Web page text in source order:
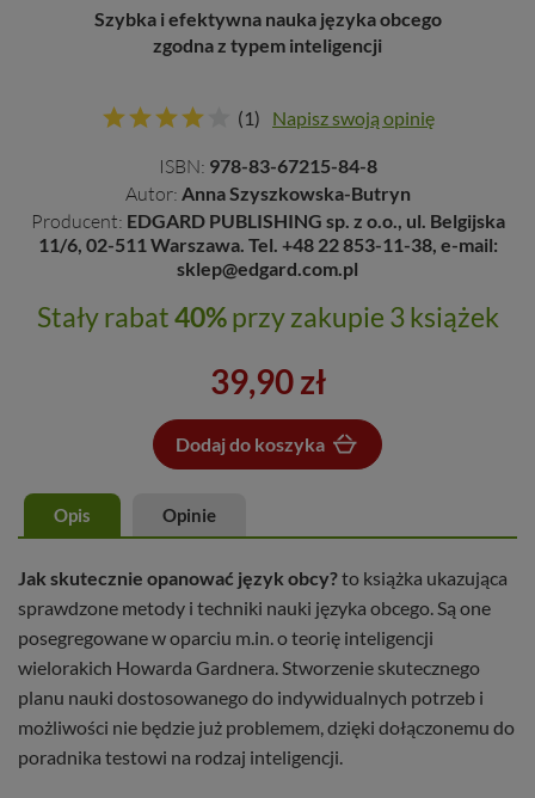
Szybka i efektywna nauka języka obcego
zgodna z typem inteligencji
(1) Napisz swoją opinię
ISBN: 978-83-67215-84-8
Autor: Anna Szyszkowska-Butryn
Producent: EDGARD PUBLISHING sp. z o.o., ul. Belgijska
11/6, 02-511 Warszawa. Tel. +48 22 853-11-38, e-mail:
sklep@edgard.com.pl
Stały rabat40%przy zakupie 3 książek
39,90 zł
Dodaj do koszyka
Opis Opinie
Jak skutecznie opanować język obcy?to książka ukazująca
sprawdzone metody i techniki nauki języka obcego. Są one
posegregowane w oparciu m.in. o teorię inteligencji
wielorakich Howarda Gardnera. Stworzenie skutecznego
planu nauki dostosowanego do indywidualnych potrzeb i
możliwości nie będzie już problemem, dzięki dołączonemu do
poradnika testowi na rodzaj inteligencji.